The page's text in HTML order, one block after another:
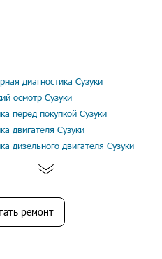
диагностика Сузуки
осмотр Сузуки
перед покупкой Сузуки
двигателя Сузуки
дизельного двигателя Сузуки
ремонт